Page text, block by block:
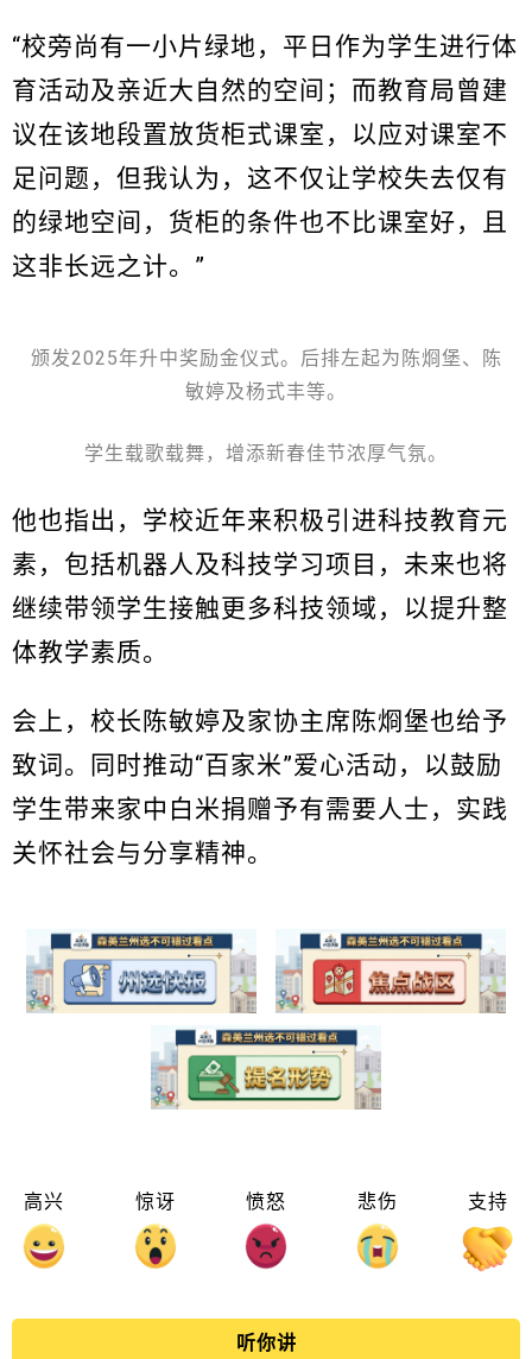
“校旁尚有一小片绿地，平日作为学生进行体
育活动及亲近大自然的空间；而教育局曾建
议在该地段置放货柜式课室，以应对课室不
足问题，但我认为，这不仅让学校失去仅有
的绿地空间，货柜的条件也不比课室好，且
这非长远之计。”
颁发2025年升中奖励金仪式。后排左起为陈烱堡、陈
敏婷及杨式丰等。
学生载歌载舞，增添新春佳节浓厚气氛。
他也指出，学校近年来积极引进科技教育元
素，包括机器人及科技学习项目，未来也将
继续带领学生接触更多科技领域，以提升整
体教学素质。
会上，校长陈敏婷及家协主席陈烱堡也给予
致词。同时推动“百家米”爱心活动，以鼓励
学生带来家中白米捐赠予有需要人士，实践
关怀社会与分享精神。
高兴 惊讶 愤怒 悲伤 支持
听你讲